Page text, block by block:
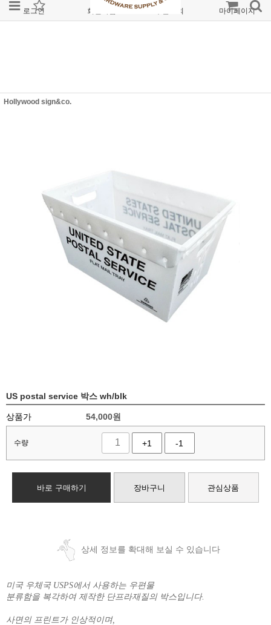
로그인 회원가입 주문조회 마이페이지
Hollywood sign&co.
US postal service 박스 wh/blk
상품가 54,000원
수량 +1 -1
바로 구매하기 장바구니 관심상품
상세 정보를 확대해 보실 수 있습니다
미국 우체국 USPS에서 사용하는 우편물
분류함을 복각하여 제작한 단프라재질의 박스입니다.
사면의 프린트가 인상적이며,